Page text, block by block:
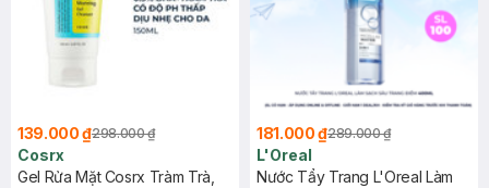
139.000 ₫298.000 ₫
Cosrx
Gel Rửa Mặt Cosrx Tràm Trà,
181.000 ₫289.000 ₫
L'Oreal
Nước Tẩy Trang L'Oreal Làm